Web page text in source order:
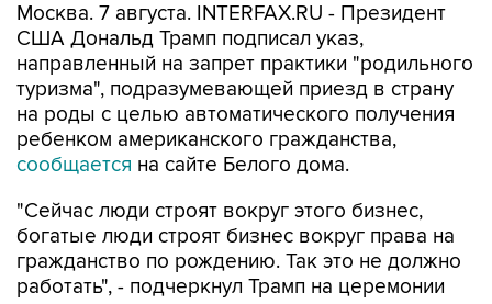
Москва. 7 августа. INTERFAX.RU - Президент
США Дональд Трамп подписал указ,
направленный на запрет практики "родильного
туризма", подразумевающей приезд в страну
на роды с целью автоматического получения
ребенком американского гражданства,
сообщается на сайте Белого дома.
"Сейчас люди строят вокруг этого бизнес,
богатые люди строят бизнес вокруг права на
гражданство по рождению. Так это не должно
работать", - подчеркнул Трамп на церемонии